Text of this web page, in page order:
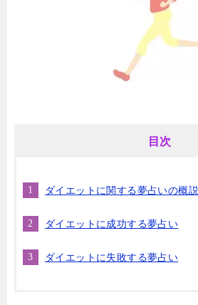
目次
ダイエットに関する夢占いの概説
ダイエットに成功する夢占い
ダイエットに失敗する夢占い